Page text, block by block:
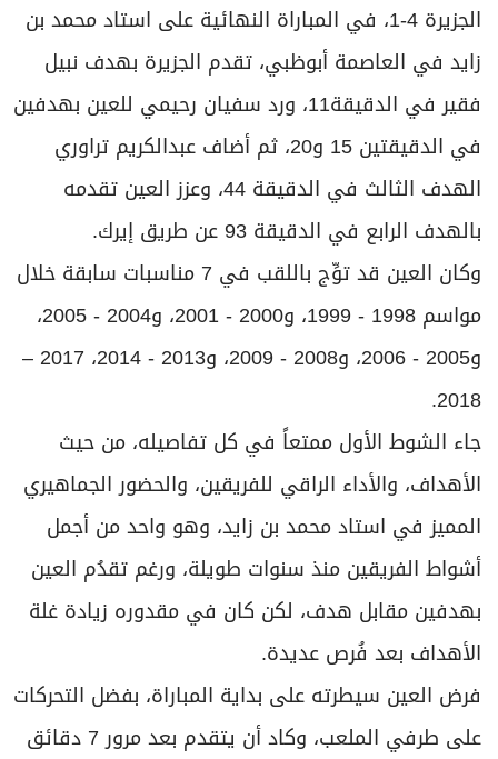
الجزيرة 4-1، في المباراة النهائية على استاد محمد بن
زايد في العاصمة أبوظبي، تقدم الجزيرة بهدف نبيل
فقير في الدقيقة11، ورد سفيان رحيمي للعين بهدفين
في الدقيقتين 15 و20، ثم أضاف عبدالكريم تراوري
الهدف الثالث في الدقيقة 44، وعزز العين تقدمه
بالهدف الرابع في الدقيقة 93 عن طريق إيرك.
وكان العين قد توِّج باللقب في 7 مناسبات سابقة خلال
مواسم 1998 - 1999، و2000 - 2001، و2004 - 2005،
و2005 - 2006، و2008 - 2009، و2013 - 2014، 2017 –
2018.
جاء الشوط الأول ممتعاً في كل تفاصيله، من حيث
الأهداف، والأداء الراقي للفريقين، والحضور الجماهيري
المميز في استاد محمد بن زايد، وهو واحد من أجمل
أشواط الفريقين منذ سنوات طويلة، ورغم تقدُم العين
بهدفين مقابل هدف، لكن كان في مقدوره زيادة غلة
الأهداف بعد فُرص عديدة.
فرض العين سيطرته على بداية المباراة، بفضل التحركات
على طرفي الملعب، وكاد أن يتقدم بعد مرور 7 دقائق